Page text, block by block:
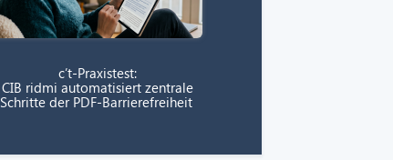
c’t-Praxistest:
CIB ridmi automatisiert zentrale
Schritte der PDF-Barrierefreiheit